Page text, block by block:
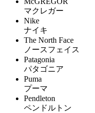
マクレガー
Nike
ナイキ
The North Face
ノースフェイス
Patagonia
パタゴニア
Puma
プーマ
Pendleton
ペンドルトン